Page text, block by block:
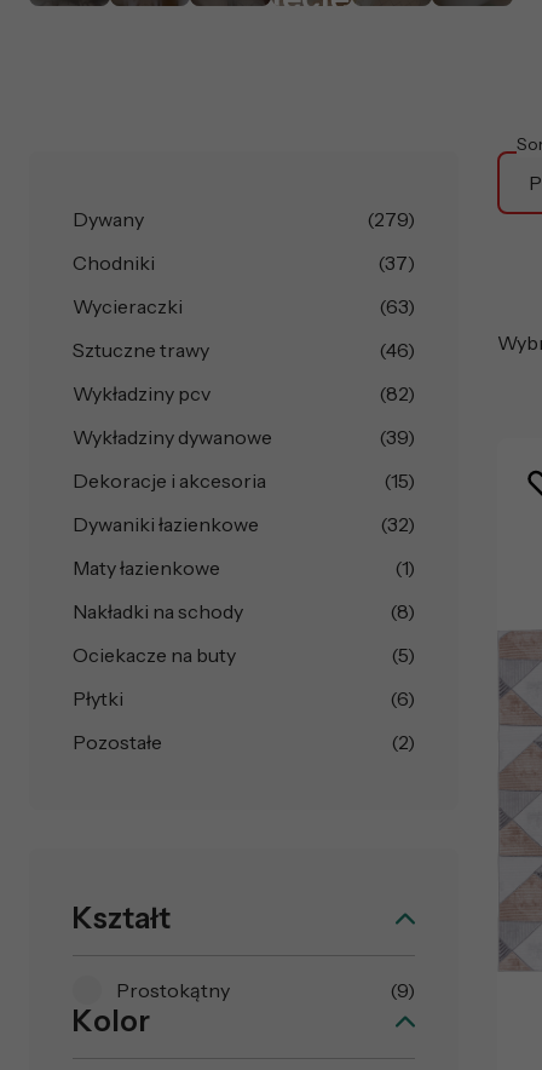
Dywany
(279)
Chodniki
(37)
Wycieraczki
(63)
Sztuczne trawy
(46)
Wykładziny pcv
(82)
Wykładziny dywanowe
(39)
Dekoracje i akcesoria
(15)
Dywaniki łazienkowe
(32)
Maty łazienkowe
(1)
Nakładki na schody
(8)
Ociekacze na buty
(5)
Płytki
(6)
Pozostałe
(2)
Kształt
Prostokątny (9)
Kolor